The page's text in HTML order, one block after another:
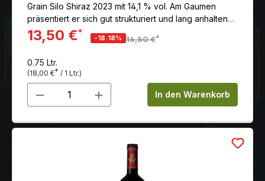
Grain Silo Shiraz 2023 mit 14,1 % vol. Am Gaumen
präsentiert er sich gut strukturiert und lang anhaltend
mit feinen Tanninen aus der Fassreifung.
13,50 €*
-18.18% 16,50 €*
0.75 Ltr.
(18,00 €* / 1 Ltr.)
Produkt Anzahl: Gib denIn den Warenkorb